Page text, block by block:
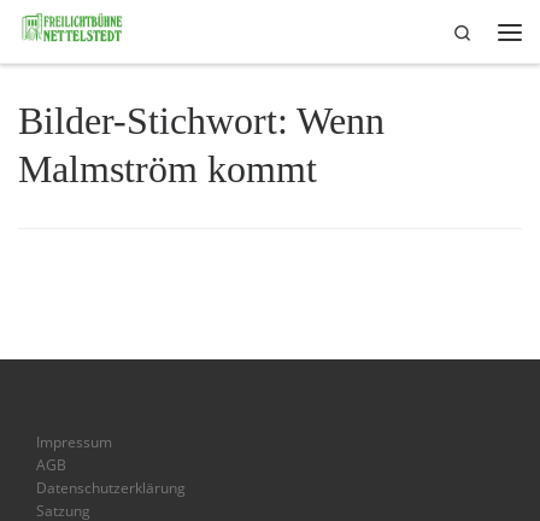
Skip to content
Search
Bilder-Stichwort: Wenn
Malmström kommt
Impressum
AGB
Datenschutzerklärung
Satzung